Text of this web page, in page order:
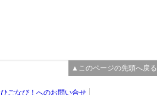
▲このページの先頭へ戻る
ひごなび！へのお問い合せ